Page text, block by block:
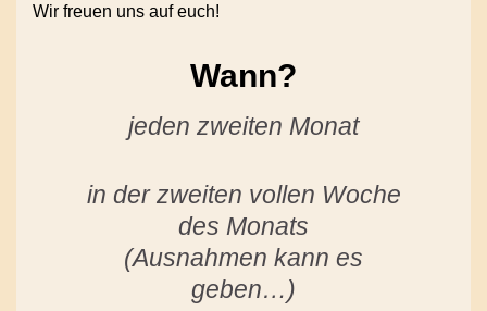
Wir freuen uns auf euch!
Wann?
jeden zweiten Monat
in der zweiten vollen Woche
des Monats
(Ausnahmen kann es
geben…)